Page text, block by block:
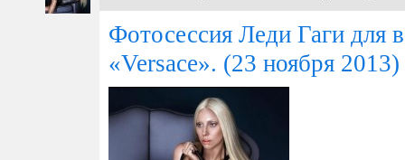
Фотосессия Леди Гаги для
«Versace». (23 ноября 2013)